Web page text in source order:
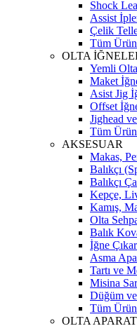
Shock
Assist
Çelik
Tüm
OLTA
Yemli
Maket
Asist Jig
Offset
Jighead
Tüm
AKSESUAR
Makas,
Balıkçı
Balıkçı
Kepçe,
Kamış,
Olta
Balık
İğne
Asma
Tartı ve
Misina
Düğüm
Tüm
OLTA